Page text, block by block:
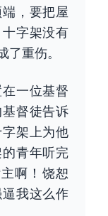
，要把屋
字架没有
重伤。
一位基督
督徒告诉
架上为他
青年听完
啊！饶恕
我这么作